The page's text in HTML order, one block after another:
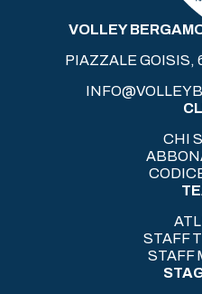
VOLLEY
PIAZZALE GOISIS,
CHI
STAFF
STAFF